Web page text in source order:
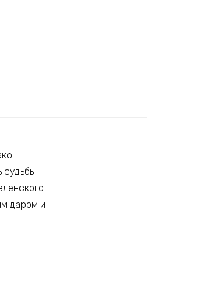
судьбы
даром и